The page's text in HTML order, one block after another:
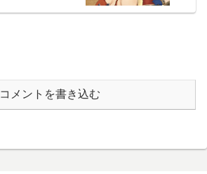
コメントを書き込む